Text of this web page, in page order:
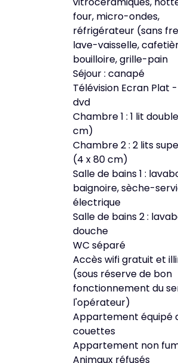
four, micro-ondes,
réfrigérateur (sans
lave-vaisselle,
bouilloire, grille-pain
Séjour : canapé
Télévision Ecran Plat
dvd
Chambre 1 : 1 lit
cm)
Chambre 2 : 2 lits
(4 x 80 cm)
Salle de bains 1 :
baignoire, sèche-
électrique
Salle de bains 2 :
douche
WC séparé
Accès wifi gratuit et
(sous réserve de bon
fonctionnement du
l'opérateur)
Appartement équipé
couettes
Appartement non
Animaux réfusés